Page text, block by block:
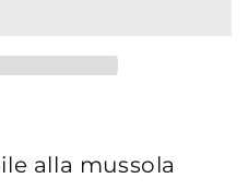
alla mussola